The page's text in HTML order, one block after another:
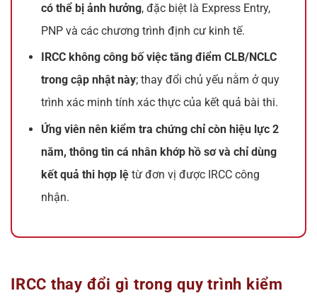
có thể bị ảnh hưởng, đặc biệt là Express Entry,
PNP và các chương trình định cư kinh tế.
IRCC không công bố việc tăng điểm CLB/NCLC
trong cập nhật này; thay đổi chủ yếu nằm ở quy
trình xác minh tính xác thực của kết quả bài thi.
Ứng viên nên kiểm tra chứng chỉ còn hiệu lực 2
năm, thông tin cá nhân khớp hồ sơ và chỉ dùng
kết quả thi hợp lệ từ đơn vị được IRCC công
nhận.
IRCC thay đổi gì trong quy trình kiểm